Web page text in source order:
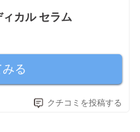
カル セラム
る
クチコミを投稿する